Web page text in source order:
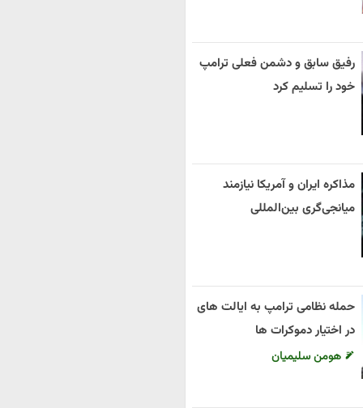
رفیق سابق و دشمن فعلی ترامپ
خود را تسلیم کرد
مذاکره ایران و آمریکا نیازمند
میانجی‌گری بین‌المللی
حمله نظامی ترامپ به ایالت های
در اختیار دموکرات ها
هومن سلیمیان